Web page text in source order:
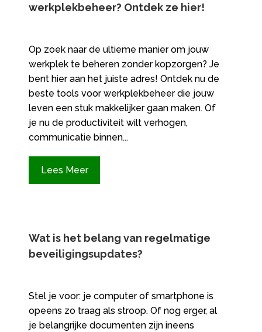
werkplekbeheer? Ontdek ze hier!
Op zoek naar de ultieme manier om jouw
werkplek te beheren zonder kopzorgen? Je
bent hier aan het juiste adres! Ontdek nu de
beste tools voor werkplekbeheer die jouw
leven een stuk makkelijker gaan maken. Of
je nu de productiviteit wilt verhogen,
communicatie binnen...
Lees Meer
Wat is het belang van regelmatige
beveiligingsupdates?
Stel je voor: je computer of smartphone is
opeens zo traag als stroop. Of nog erger, al
je belangrijke documenten zijn ineens